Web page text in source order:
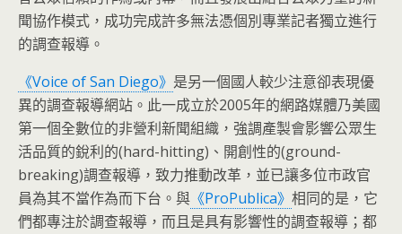
聞協作模式，成功完成許多無法憑個別專業記者獨立進行
的調查報導。
《Voice of San Diego》 是另一個國人較少注意卻表現優
異的調查報導網站。此一成立於2005年的網路媒體乃美國
第一個全數位的非營利新聞組織，強調產製會影響公眾生
活品質的銳利的(hard-hitting)、開創性的(ground-
breaking)調查報導，致力推動改革，並已讓多位市政官
員為其不當作為而下台。與 《ProPublica》 相同的是，它
們都專注於調查報導，而且是具有影響性的調查報導；都